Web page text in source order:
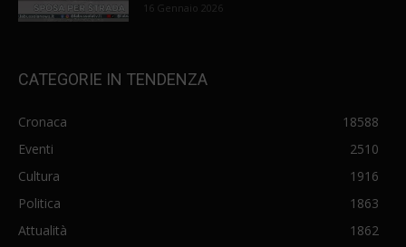
16 Gennaio 2026
CATEGORIE IN TENDENZA
Cronaca
18588
Eventi
2510
Cultura
1916
Politica
1863
Attualità
1862